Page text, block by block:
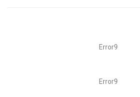
Error9
Error9